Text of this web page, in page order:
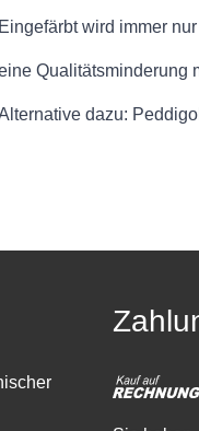
Eingefärbt wird immer
Qualitätsminderung
dazu: